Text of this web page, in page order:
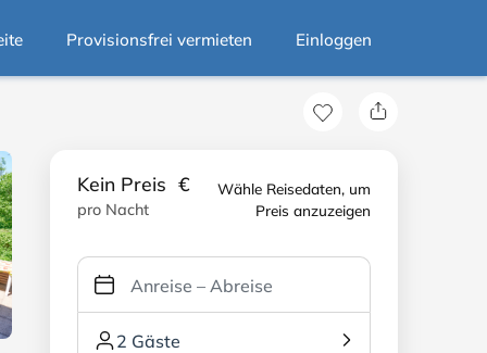
Provisionsfrei vermieten Einloggen
Wähle Reisedaten, um
Preis anzuzeigen
Kein Preis €
pro Nacht
2 Gäste